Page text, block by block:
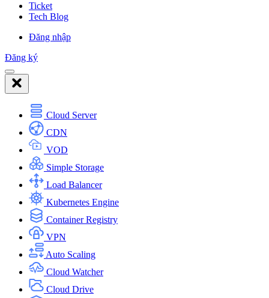
Ticket
Tech Blog
Đăng nhập
Đăng ký
Cloud Server
CDN
VOD
Simple Storage
Load Balancer
Kubernetes Engine
Container Registry
VPN
Auto Scaling
Cloud Watcher
Cloud Drive